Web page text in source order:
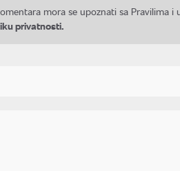
mora se upoznati sa Pravilima i
privatnosti.